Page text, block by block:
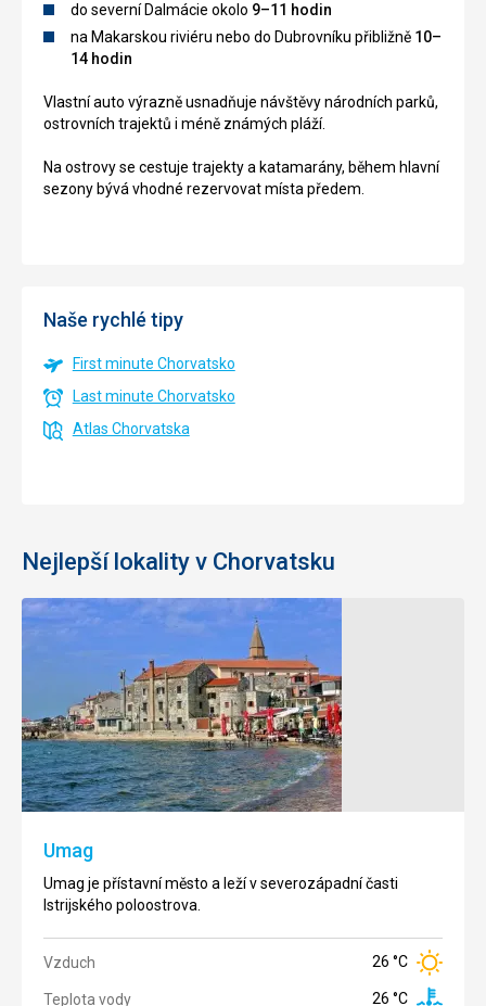
do severní Dalmácie okolo 9–11 hodin
na Makarskou riviéru nebo do Dubrovníku přibližně 10–
14 hodin
Vlastní auto výrazně usnadňuje návštěvy národních parků,
ostrovních trajektů i méně známých pláží.
Na ostrovy se cestuje trajekty a katamarány, během hlavní
sezony bývá vhodné rezervovat místa předem.
Naše rychlé tipy
First minute Chorvatsko
Last minute Chorvatsko
Atlas Chorvatska
Nejlepší lokality v Chorvatsku
Umag
Umag je přístavní město a leží v severozápadní časti
Istrijského poloostrova.
Vzduch 26 °C
Teplota vody 26 °C
Poreč
najdete na
západním
pobřeží
Istrie.
památka
bazilik je
od roku
1997
zapsaná
Ostrov
Rab je
známý
jako
ostrov
písku.
se v
severním
Jadranu.
Vzduch 30 °C